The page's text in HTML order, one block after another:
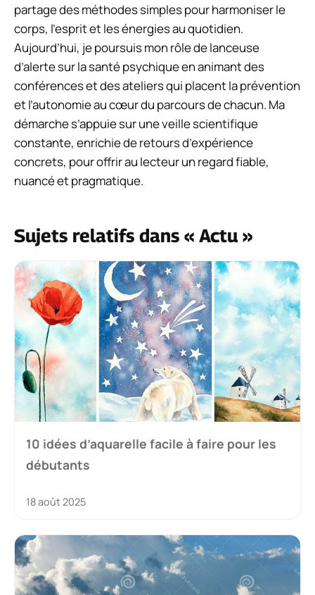
partage des méthodes simples pour harmoniser le
corps, l’esprit et les énergies au quotidien.
Aujourd’hui, je poursuis mon rôle de lanceuse
d’alerte sur la santé psychique en animant des
conférences et des ateliers qui placent la prévention
et l’autonomie au cœur du parcours de chacun. Ma
démarche s’appuie sur une veille scientifique
constante, enrichie de retours d’expérience
concrets, pour offrir au lecteur un regard fiable,
nuancé et pragmatique.
Sujets relatifs dans « Actu »
10 idées d’aquarelle facile à faire pour les
débutants
18 août 2025